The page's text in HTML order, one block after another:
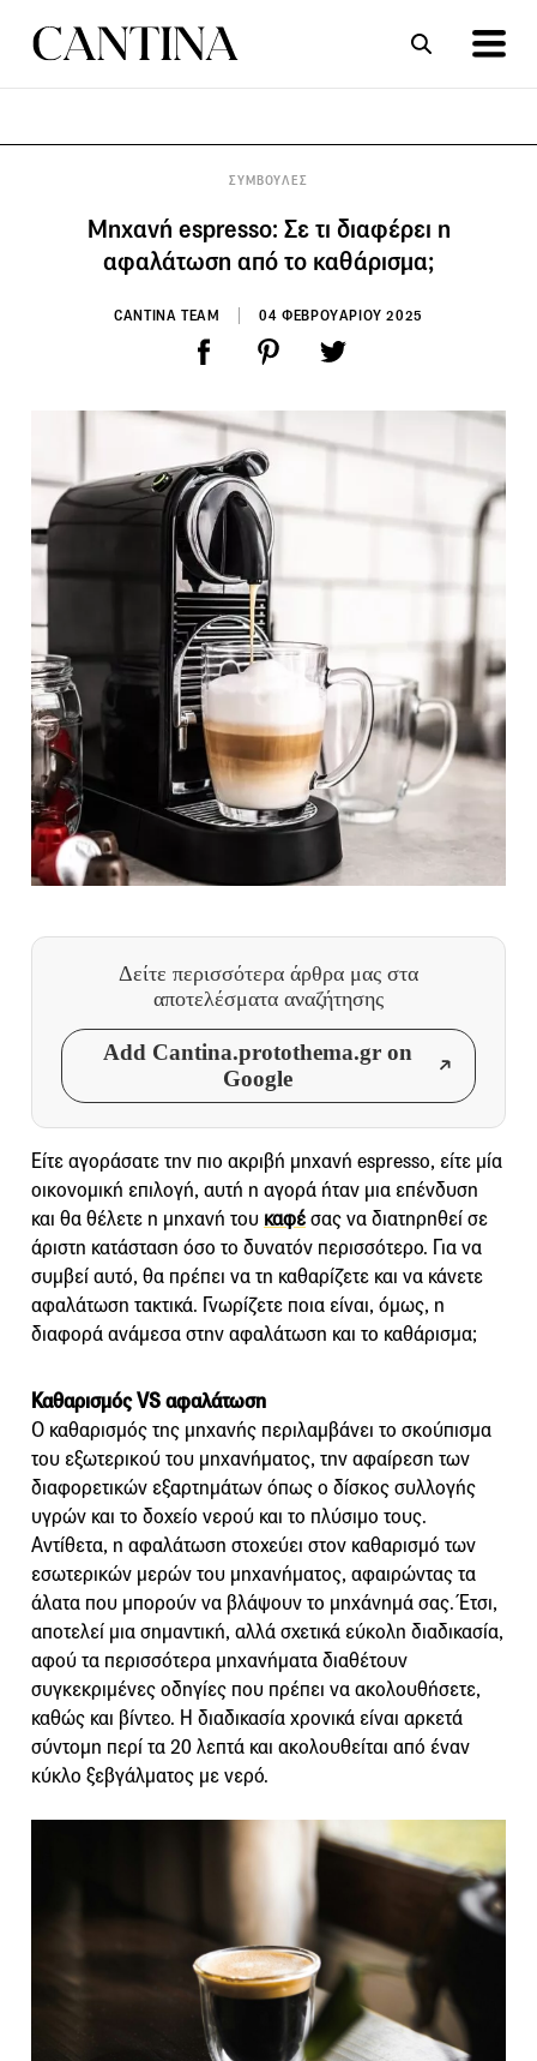
ΣΥΜΒΟΥΛΕΣ
Μηχανή espresso: Σε τι διαφέρει η
αφαλάτωση από το καθάρισμα;
CANTINA TEAM 04 ΦΕΒΡΟΥΑΡΙΟΥ 2025
Δείτε περισσότερα άρθρα μας στα
αποτελέσματα αναζήτησης
Add Cantina.protothema.gr on
Google
Είτε αγοράσατε την πιο ακριβή μηχανή espresso, είτε μία
οικονομική επιλογή, αυτή η αγορά ήταν μια επένδυση
και θα θέλετε η μηχανή του καφέσας να διατηρηθεί σε
άριστη κατάσταση όσο το δυνατόν περισσότερο. Για να
συμβεί αυτό, θα πρέπει να τη καθαρίζετε και να κάνετε
αφαλάτωση τακτικά. Γνωρίζετε ποια είναι, όμως, η
διαφορά ανάμεσα στην αφαλάτωση και το καθάρισμα;
Καθαρισμός VS αφαλάτωση
Ο καθαρισμός της μηχανής περιλαμβάνει το σκούπισμα
του εξωτερικού του μηχανήματος, την αφαίρεση των
διαφορετικών εξαρτημάτων όπως ο δίσκος συλλογής
υγρών και το δοχείο νερού και το πλύσιμο τους.
Αντίθετα, η αφαλάτωση στοχεύει στον καθαρισμό των
εσωτερικών μερών του μηχανήματος, αφαιρώντας τα
άλατα που μπορούν να βλάψουν το μηχάνημά σας. Έτσι,
αποτελεί μια σημαντική, αλλά σχετικά εύκολη διαδικασία,
αφού τα περισσότερα μηχανήματα διαθέτουν
συγκεκριμένες οδηγίες που πρέπει να ακολουθήσετε,
καθώς και βίντεο. Η διαδικασία χρονικά είναι αρκετά
σύντομη περί τα 20 λεπτά και ακολουθείται από έναν
κύκλο ξεβγάλματος με νερό.